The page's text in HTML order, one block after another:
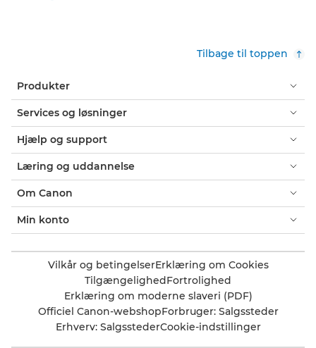
Tilbage til toppen
Produkter
Services og løsninger
Hjælp og support
Læring og uddannelse
Om Canon
Min konto
Vilkår og betingelserErklæring om Cookies
TilgængelighedFortrolighed
Erklæring om moderne slaveri (PDF)
Officiel Canon-webshopForbruger: Salgssteder
Erhverv: SalgsstederCookie-indstillinger